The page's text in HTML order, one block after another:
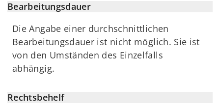
Bearbeitungsdauer
Die Angabe einer durchschnittlichen
Bearbeitungsdauer ist nicht möglich. Sie ist
von den Umständen des Einzelfalls
abhängig.
Rechtsbehelf